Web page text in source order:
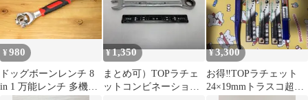
¥980
ドッグボーンレンチ 8
in 1 万能レンチ 多機能
¥1,350
まとめ可）TOPラチェ
ットコンビネーション
¥3,300
お得‼︎TOPラチェット
24×19mmトラスコ超硬